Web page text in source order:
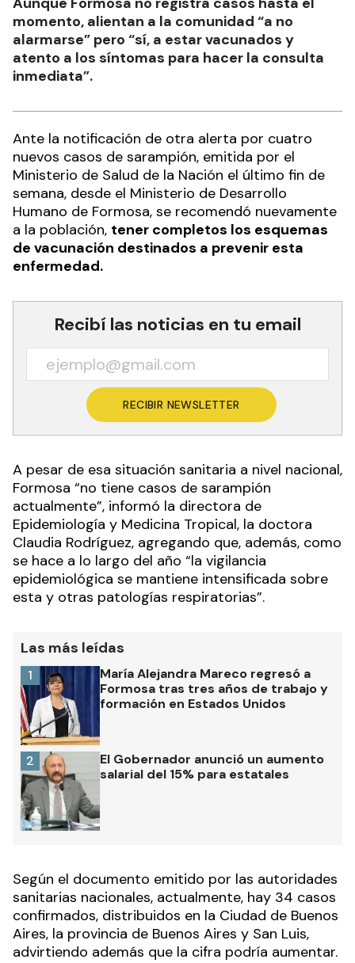
momento, alientan a la comunidad “a no
alarmarse” pero “sí, a estar vacunados y
atento a los síntomas para hacer la consulta
inmediata”.
Ante la notificación de otra alerta por cuatro
nuevos casos de sarampión, emitida por el
Ministerio de Salud de la Nación el último fin de
semana, desde el Ministerio de Desarrollo
Humano de Formosa, se recomendó nuevamente
a la población, tener completos los esquemas
de vacunación destinados a prevenir esta
enfermedad.
Recibí las noticias en tu email
RECIBIR NEWSLETTER
A pesar de esa situación sanitaria a nivel nacional,
Formosa “no tiene casos de sarampión
actualmente”, informó la directora de
Epidemiología y Medicina Tropical, la doctora
Claudia Rodríguez, agregando que, además, como
se hace a lo largo del año “la vigilancia
epidemiológica se mantiene intensificada sobre
esta y otras patologías respiratorias”.
Las más leídas
María Alejandra Mareco regresó a
Formosa tras tres años de trabajo y
formación en Estados Unidos
1
El Gobernador anunció un aumento
salarial del 15% para estatales
2
Según el documento emitido por las autoridades
sanitarias nacionales, actualmente, hay 34 casos
confirmados, distribuidos en la Ciudad de Buenos
Aires, la provincia de Buenos Aires y San Luis,
advirtiendo además que la cifra podría aumentar.